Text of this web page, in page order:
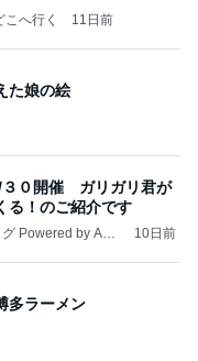
へ行く 11日前
た娘の絵
/３０開催 ガリガリ君が
る！のご紹介です
Powered by Ame
10日前
多ラーメン